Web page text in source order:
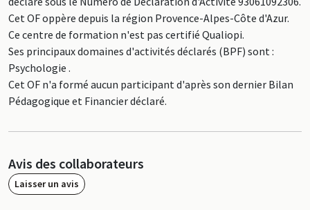
Cet OF oppère depuis la région Provence-Alpes-Côte d'Azur.
Ce centre de formation n'est pas certifié Qualiopi.
Ses principaux domaines d'activités déclarés (BPF) sont :
Psychologie .
Cet OF n'a formé aucun participant d'après son dernier Bilan
Pédagogique et Financier déclaré.
Avis des collaborateurs
Laisser un avis